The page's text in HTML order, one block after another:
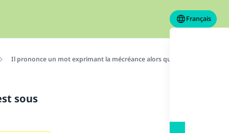
Français
Il prononce un mot exprimant la mécréance alors qu'il est sous
sous